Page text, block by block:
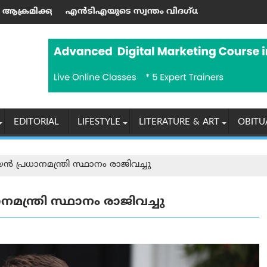
തുർക്കിയെയും സൗദി അറേബ്യയും പാക്കിസ്താനും പുതിയ
സ്വന്തം വിദഗ്ധർ തന്നെ പണത്തിനു വേണ്ടി നീറ്റ്-യു‌ജി
യുപിഐ
EDITORIAL LIFESTYLE LITERATURE & ART
പ്രധാനമന്ത്രി സ്ഥാനം രാജിവച്ചു
സ്ഥാനം രാജിവച്ചു